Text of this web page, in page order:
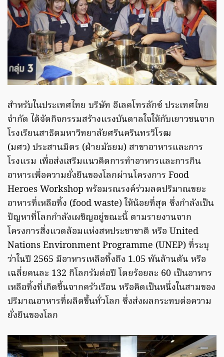
สำหรับในประเทศไทย บริษัท อีเลคโทรลักซ์ ประเทศไทย
จำกัด ได้จัดกิจกรรมสร้างแรงบันดาลใจให้กับเยาวชนจาก
โรงเรียนสาธิตมหาวิทยาลัยศรีนครินทรวิโรฒ
(มศว) ประสานมิตร (ฝ่ายมัธยม) สาขาอาหารและการ
โรงแรม เพื่อส่งเสริมแนวคิดการทำอาหารและการกิน
อาหารเพื่อความยั่งยืนของโลกผ่านโครงการ Food
Heroes Workshop พร้อมรณรงค์ร่วมลดปริมาณขยะ
อาหารที่เหลือทิ้ง (food waste) ให้น้อยที่สุด ซึ่งกำลังเป็น
ปัญหาที่โลกกำลังเผชิญอยู่ขณะนี้ ตามรายงานจาก
โครงการสิ่งแวดล้อมแห่งสหประชาชาติ หรือ United
Nations Environment Programme (UNEP) ที่ระบุ
ว่าในปี 2565 มีอาหารเหลือทิ้งถึง 1.05 พันล้านตัน หรือ
เฉลี่ยคนละ 132 กิโลกรัมต่อปี โดยร้อยละ 60 เป็นอาหาร
เหลือทิ้งที่เกิดขึ้นจากครัวเรือน หรือคิดเป็นหนึ่งในสามของ
ปริมาณอาหารที่ผลิตขึ้นทั่วโลก ซึ่งส่งผลกระทบต่อความ
ยั่งยืนของโลก